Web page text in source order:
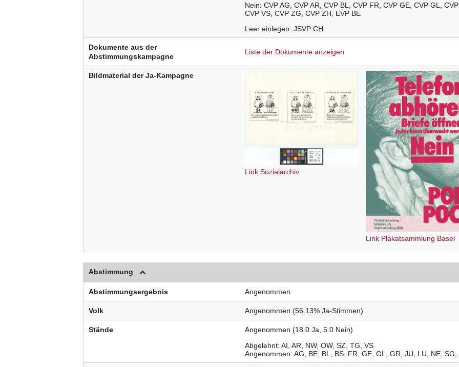
Nein CVPAG CVPAR CVP BL CVP FR CVP GE CVP GL CVP
CVP VS CVP ZG CVP ZH EVP BE
Leer einlegen JSVP CH
Dokumente aus der
Abstimmungskampagne
Liste der Dokumente anzeigen
Bildmaterial der Ja-Kampagne
Link Sozialarchiv
Link Plakatsammlung Basel
Abstimmung
Abstimmungsergebnis Angenommen
Volk Angenommen (56.13% Ja-Stimmen)
Stände
Angenommen (18.0 Ja, 5.0 Nein)
Abgelehnt AI AR NW OW SZ TG VS
Angenommen AG BE BL BS FR GE GL GR JU LU NE SG